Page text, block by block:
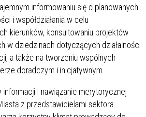
informowaniu się o planowanych
i współdziałania w celu
kierunków, konsultowaniu projektów
w dziedzinach dotyczących działalności
a także na tworzeniu wspólnych
doradczym i inicjatywnym.
informacji i nawiązanie merytorycznej
z przedstawicielami sektora